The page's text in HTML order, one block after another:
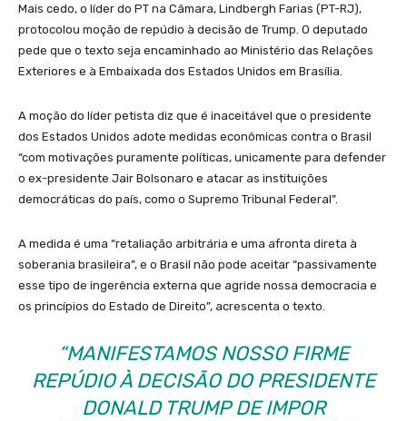
Mais cedo, o líder do PT na Câmara, Lindbergh Farias (PT-RJ),
protocolou moção de repúdio à decisão de Trump. O deputado
pede que o texto seja encaminhado ao Ministério das Relações
Exteriores e à Embaixada dos Estados Unidos em Brasília.
A moção do líder petista diz que é inaceitável que o presidente
dos Estados Unidos adote medidas econômicas contra o Brasil
“com motivações puramente políticas, unicamente para defender
o ex-presidente Jair Bolsonaro e atacar as instituições
democráticas do país, como o Supremo Tribunal Federal”.
A medida é uma “retaliação arbitrária e uma afronta direta à
soberania brasileira”, e o Brasil não pode aceitar “passivamente
esse tipo de ingerência externa que agride nossa democracia e
os princípios do Estado de Direito”, acrescenta o texto.
“MANIFESTAMOS NOSSO FIRME
REPÚDIO À DECISÃO DO PRESIDENTE
DONALD TRUMP DE IMPOR